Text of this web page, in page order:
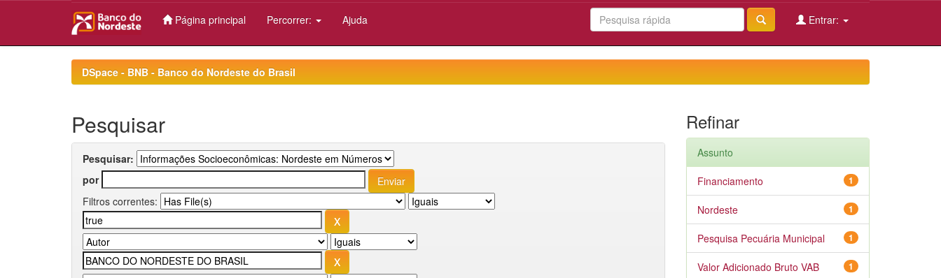
Página principal Percorrer: Ajuda Entrar:
DSpace - BNB - Banco do Nordeste do Brasil
Pesquisar
Pesquisar:
por
Filtros correntes:
Refinar
Assunto
1
Financiamento
1
Nordeste
1
Pesquisa Pecuária Municipal
1
Valor Adicionado Bruto VAB